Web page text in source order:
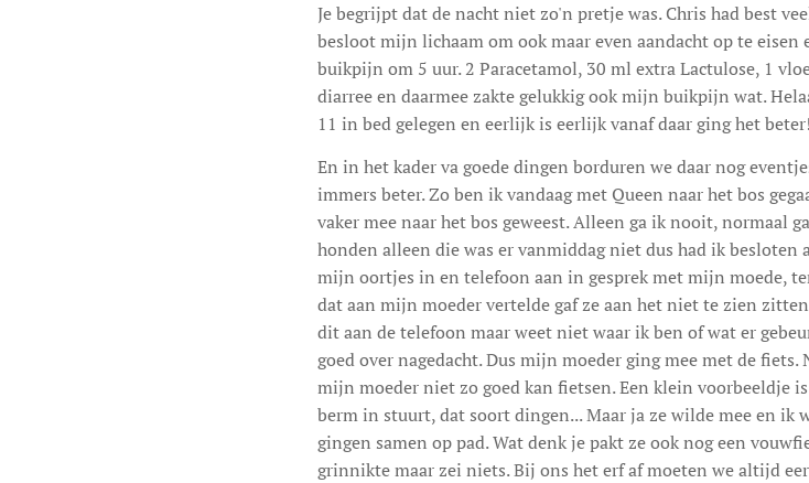
Je begrijpt dat de nacht niet zo'n pretje was. Chris had best
besloot mijn lichaam om ook maar even aandacht op te eisen
buikpijn om 5 uur. 2 Paracetamol, 30 ml extra Lactulose, 1
diarree en daarmee zakte gelukkig ook mijn buikpijn wat.
11 in bed gelegen en eerlijk is eerlijk vanaf daar ging het beter!
En in het kader va goede dingen borduren we daar nog
immers beter. Zo ben ik vandaag met Queen naar het bos
vaker mee naar het bos geweest. Alleen ga ik nooit, normaal
honden alleen die was er vanmiddag niet dus had ik besloten
mijn oortjes in en telefoon aan in gesprek met mijn moede,
dat aan mijn moeder vertelde gaf ze aan het niet te zien
dit aan de telefoon maar weet niet waar ik ben of wat er
goed over nagedacht. Dus mijn moeder ging mee met de
mijn moeder niet zo goed kan fietsen. Een klein voorbeeldje
berm in stuurt, dat soort dingen... Maar ja ze wilde mee en ik
gingen samen op pad. Wat denk je pakt ze ook nog een
grinnikte maar zei niets. Bij ons het erf af moeten we altijd